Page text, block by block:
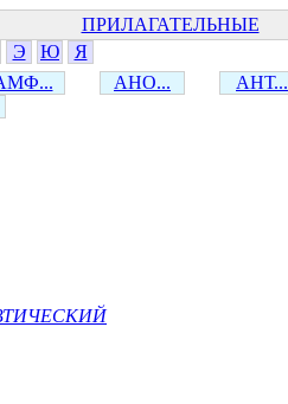
ПРИЛАГАТЕЛЬНЫЕ
Э Ю
Я
АНО... АНТ...